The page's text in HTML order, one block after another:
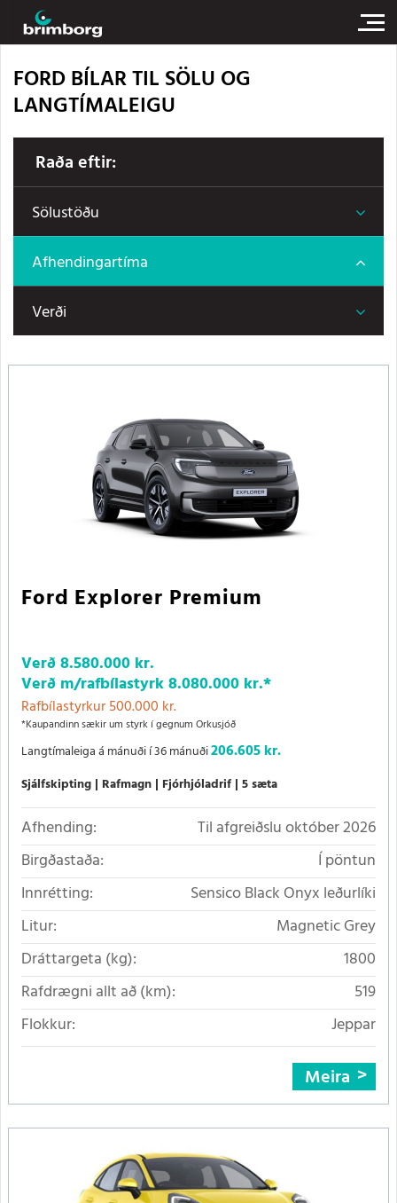
FORD BÍLAR TIL SÖLU OG
LANGTÍMALEIGU
Raða eftir:
Sölustöðu
Afhendingartíma
Verði
Ford Explorer Premium
Verð8.580.000 kr.
Verð m/rafbílastyrk8.080.000 kr.*
Rafbílastyrkur 500.000 kr.
*Kaupandinn sækir um styrk í gegnum Orkusjóð
Langtímaleiga á mánuði í 36 mánuði206.605 kr.
Sjálfskipting Rafmagn Fjórhjóladrif 5 sæta
Afhending:
Til afgreiðslu október 2026
Birgðastaða:
Í pöntun
Innrétting:
Sensico Black Onyx leðurlíki
Litur:
Magnetic Grey
Dráttargeta (kg):
1800
Rafdrægni allt að (km):
519
Flokkur:
Jeppar
Meira